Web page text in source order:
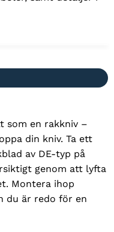
som en rakkniv –
din kniv. Ta ett
av DE-typ på
genom att lyfta
Montera ihop
du är redo för en